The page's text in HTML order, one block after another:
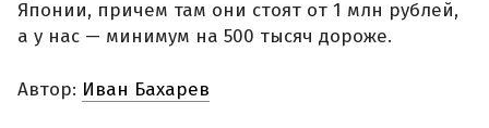
Японии, причем там они стоят от 1 млн рублей,
а у нас — минимум на 500 тысяч дороже.
Автор: Иван Бахарев